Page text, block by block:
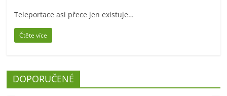
Teleportace asi přece jen existuje…
Čtěte více
DOPORUČENÉ